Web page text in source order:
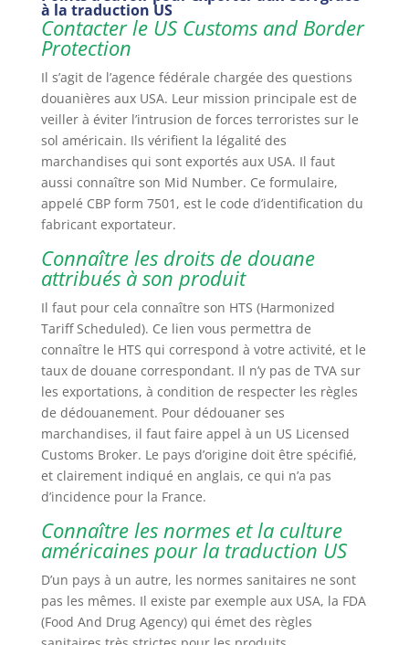
à la traduction US
Contacter le US Customs and Border
Protection
Il s’agit de l’agence fédérale chargée des questions
douanières aux USA. Leur mission principale est de
veiller à éviter l’intrusion de forces terroristes sur le
sol américain. Ils vérifient la légalité des
marchandises qui sont exportés aux USA. Il faut
aussi connaître son Mid Number. Ce formulaire,
appelé CBP form 7501, est le code d’identification du
fabricant exportateur.
Connaître les droits de douane
attribués à son produit
Il faut pour cela connaître son HTS (Harmonized
Tariff Scheduled). Ce lien vous permettra de
connaître le HTS qui correspond à votre activité, et le
taux de douane correspondant. Il n’y pas de TVA sur
les exportations, à condition de respecter les règles
de dédouanement. Pour dédouaner ses
marchandises, il faut faire appel à un US Licensed
Customs Broker. Le pays d’origine doit être spécifié,
et clairement indiqué en anglais, ce qui n’a pas
d’incidence pour la France.
Connaître les normes et la culture
américaines pour la traduction US
D’un pays à un autre, les normes sanitaires ne sont
pas les mêmes. Il existe par exemple aux USA, la FDA
(Food And Drug Agency) qui émet des règles